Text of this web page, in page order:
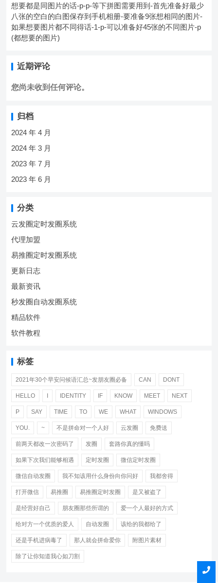
想要都是同图片的话-p-p-等下拼图需要用到-首先准备好最少
八张的空白的白图保存到手机相册-要准备9张想相同的图片-
如果想要图片都不同得话-1-p-可以准备好45张的不同图片-p
(都想要的图片)
近期评论
您尚未收到任何评论。
归档
2024 年 4 月
2024 年 3 月
2023 年 7 月
2023 年 6 月
分类
云发圈定时发圈系统
代理加盟
易推圈定时发圈系统
更新日志
最新资讯
秒发圈自动发圈系统
精品软件
软件教程
标签
2021年30个早安问候语汇总~发朋友圈必备 CAN DONT
HELLO IDENTITY IF KNOW MEET NEXT
P SAY TIME TO WE WHAT WINDOWS
YOU. ~ 不是拼命对一个人好 云发圈 免费送
前两天都改一次密码了 发圈 套路你真的懂吗
如果下次我们能够相遇 定时发圈 微信定时发圈
微信自动发圈 我不知该用什么身份向你问好 我都舍得
打开微信 易推圈 易推圈定时发圈 是又被盗了
是经营好自己 朋友圈那些所谓的 爱一个人最好的方式
给对方一个优质的爱人 自动发圈 该给的我都给了
还是手机进病毒了 那人就会拼命爱你 附图片素材
除了让你知道我心如刀割